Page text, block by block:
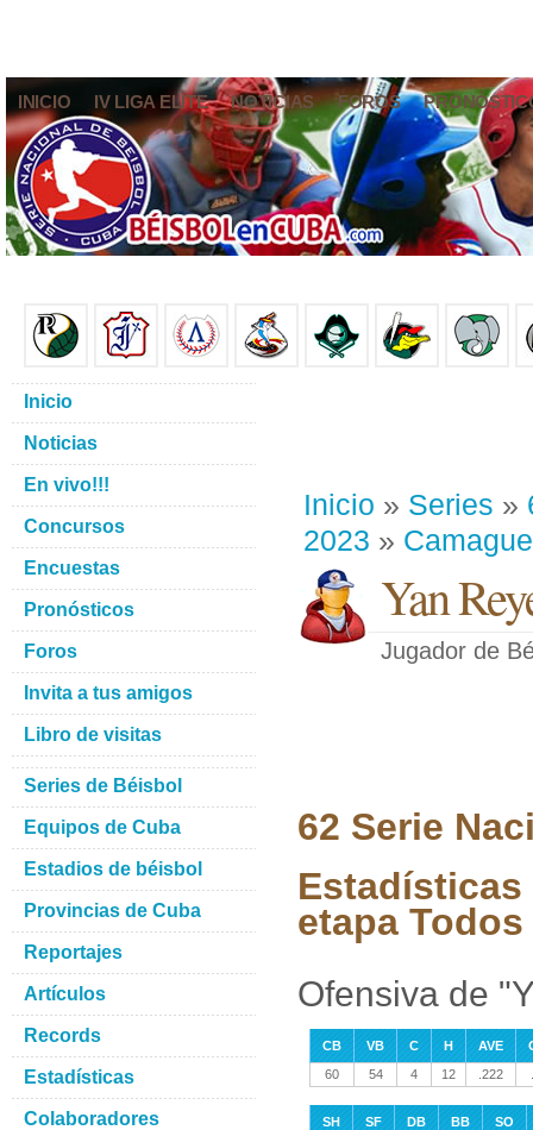
INICIO IV LIGA ELITE NOTICIAS FOROS
Inicio » Series »
2023 »
Yan
Jugador de
62 Serie
Estadísticas
etapa
Ofensiva de
CB VB C H AVE
60
54 4 12 .222
SH SF DB BB
SO
Inicio
Noticias
En vivo!!!
Concursos
Encuestas
Pronósticos
Foros
Invita a tus amigos
Libro de visitas
Series de Béisbol
Equipos de Cuba
Estadios de béisbol
Provincias de Cuba
Reportajes
Artículos
Records
Estadísticas
Colaboradores